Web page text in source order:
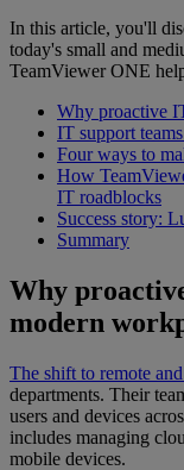
In this article, you'll
today's small and
TeamViewer ONE
Why proactive
IT support
Four ways to
How
IT roadblocks
Success story:
Summary
Why
modern
The shift to remote
departments. Their
users and devices
includes managing
mobile devices.